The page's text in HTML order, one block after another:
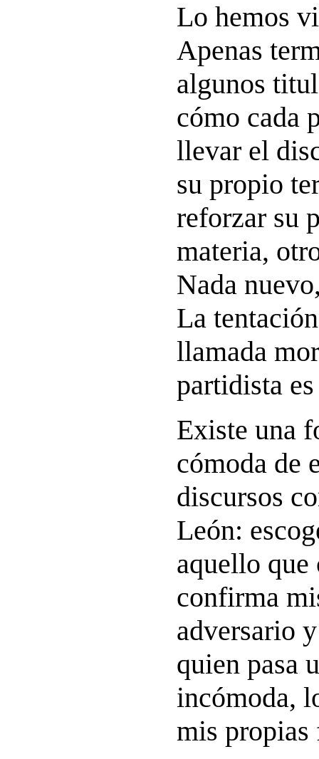
Lo hemos
Apenas
algunos
cómo cada
llevar el
su propio
reforzar su
materia,
Nada
La
llamada
partidista
Existe una
cómoda de
discursos
León:
aquello que
confirma
adversario
quien pasa
incómoda,
mis propias